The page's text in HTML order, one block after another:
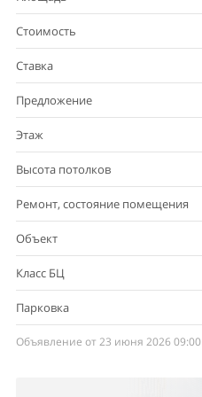
Стоимость
Ставка
Предложение
Этаж
Высота потолков
Ремонт, состояние помещения
Объект
Класс БЦ
Парковка
Объявление от 23 июня 2026 09:00